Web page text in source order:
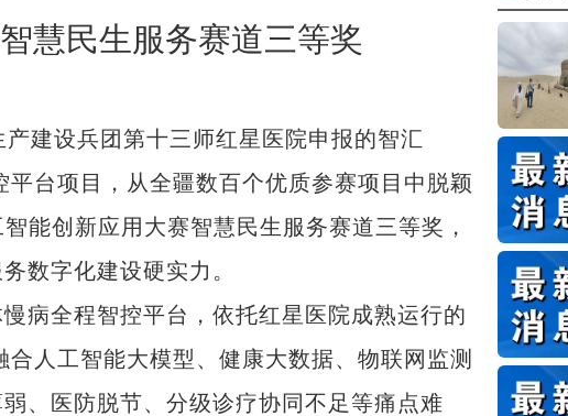
慧民生服务赛道三等奖
建设兵团第十三师红星医院申报的智汇
台项目，从全疆数百个优质参赛项目中脱颖
能创新应用大赛智慧民生服务赛道三等奖，
数字化建设硬实力。
全程智控平台，依托红星医院成熟运行的
人工智能大模型、健康大数据、物联网监测
、医防脱节、分级诊疗协同不足等痛点难